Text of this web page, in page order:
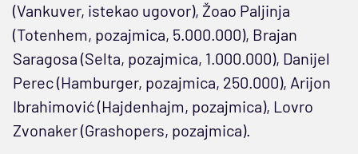
(Vankuver, istekao ugovor), Žoao Paljinja
(Totenhem, pozajmica, 5.000.000), Brajan
Saragosa (Selta, pozajmica, 1.000.000), Danijel
Perec (Hamburger, pozajmica, 250.000), Arijon
Ibrahimović (Hajdenhajm, pozajmica), Lovro
Zvonaker (Grashopers, pozajmica).